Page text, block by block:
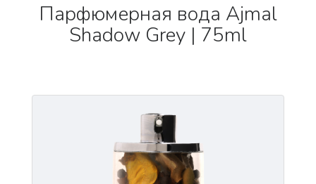
Парфюмерная вода Ajmal
Shadow Grey | 75ml